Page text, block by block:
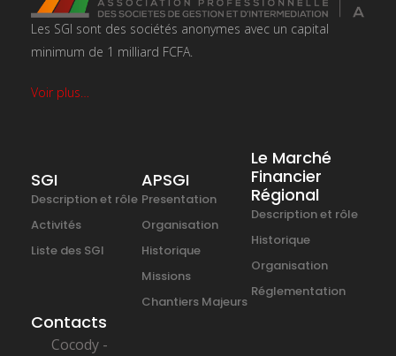
Les SGI sont des sociétés anonymes avec un capital
minimum de 1 milliard FCFA.
Voir plus…
SGI
Description et rôle
Activités
Liste des SGI
APSGI
Presentation
Organisation
Historique
Missions
Chantiers Majeurs
Le Marché
Financier
Régional
Description et rôle
Historique
Organisation
Réglementation
Contacts
Cocody -